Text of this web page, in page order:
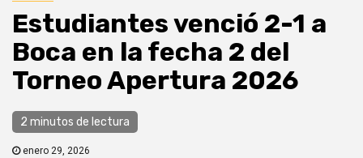
Estudiantes venció 2-1 a
Boca en la fecha 2 del
Torneo Apertura 2026
2 minutos de lectura
enero 29, 2026